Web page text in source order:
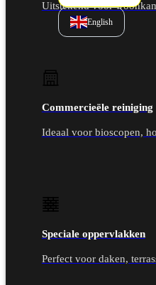
Uitstekend voor
Commercieële reiniging
Ideaal voor bioscopen,
Speciale oppervlakken
Perfect voor daken,
English